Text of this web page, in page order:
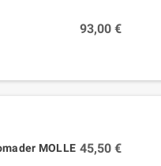
93,00 €
MOLLE 45,50 €